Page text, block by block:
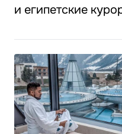
и египетские